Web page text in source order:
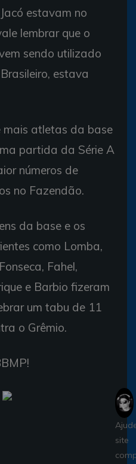
estavam no
lembrar que o
sendo utilizado
estava
mais atletas da base
partida da Série A
números de
no Fazendão.
da base e os
como Lomba,
Fahel,
e Barbio fizeram
um tabu de 11
o Grêmio.
site